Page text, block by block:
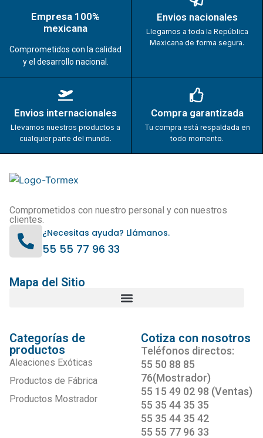
Empresa 100%
mexicana
Comprometidos con la calidad
y el desarrollo nacional.
Envios nacionales
Llegamos a toda la República
Mexicana de forma segura.
Envios internacionales
Llevamos nuestros productos a
cualquier parte del mundo.
Compra garantizada
Tu compra está respaldada en
todo momento.
Comprometidos con nuestro personal y con nuestros
clientes.
¿Necesitas ayuda? Llámanos.
55 55 77 96 33
Mapa del Sitio
Categorías de
productos
Aleaciones Exóticas
Productos de Fábrica
Productos Mostrador
Cotiza con nosotros
Teléfonos directos:
55 50 88 85
76(Mostrador)
55 15 49 02 98 (Ventas)
55 35 44 35 35
55 35 44 35 42
55 55 77 96 33